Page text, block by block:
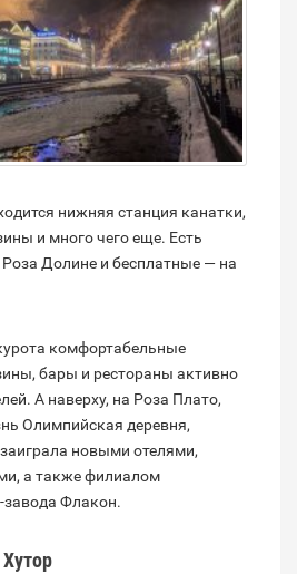
нижняя станция канатки,
и много чего еще. Есть
Долине и бесплатные — на
комфортабельные
бары и рестораны активно
А наверху, на Роза Плато,
Олимпийская деревня,
новыми отелями,
а также филиалом
завода Флакон.